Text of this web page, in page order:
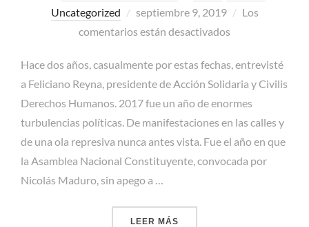
Uncategorized
Publicado
el
septiembre 9, 2019
Los
comentarios están desactivados
Hace dos años, casualmente por estas fechas, entrevisté
a Feliciano Reyna, presidente de Acción Solidaria y Civilis
Derechos Humanos. 2017 fue un año de enormes
turbulencias políticas. De manifestaciones en las calles y
de una ola represiva nunca antes vista. Fue el año en que
la Asamblea Nacional Constituyente, convocada por
Nicolás Maduro, sin apego a …
LEER MÁS